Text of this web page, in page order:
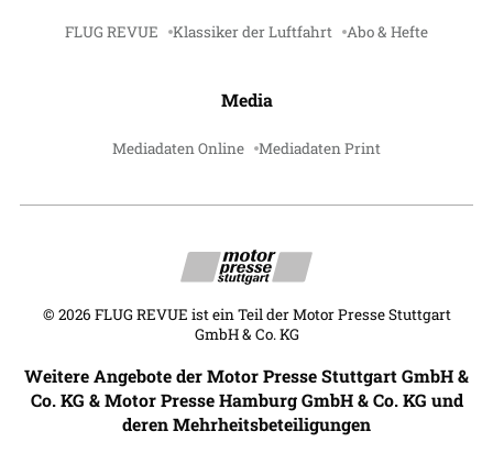
FLUG REVUE Klassiker der Luftfahrt Abo & Hefte
Media
Mediadaten Online Mediadaten Print
© 2026 FLUG REVUE ist ein Teil der Motor Presse Stuttgart
GmbH & Co. KG
Weitere Angebote der Motor Presse Stuttgart GmbH &
Co. KG & Motor Presse Hamburg GmbH & Co. KG und
deren Mehrheitsbeteiligungen